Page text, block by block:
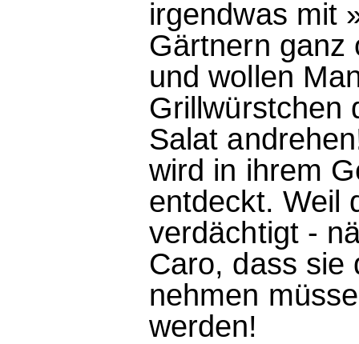
irgendwas mit
Gärtnern ganz
und wollen
Grillwürstchen
Salat
wird in ihrem
entdeckt. Weil
verdächtigt -
Caro, dass sie
nehmen
werden!